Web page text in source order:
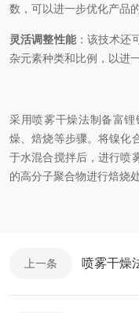
数，可以进一步优化产品的
灵活调整性能：该技术还
杂元素种类和比例，以进
采用喷雾干燥法制备富
燥、焙烧等步骤。将镍化
于水混合搅拌后，进行喷
的高分子聚合物进行焙烧
上一条